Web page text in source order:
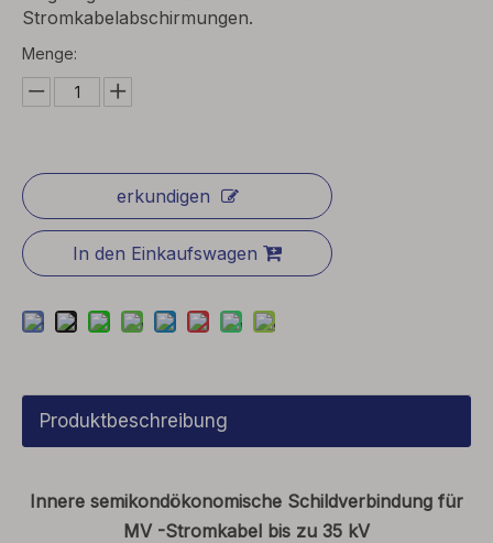
Stromkabelabschirmungen.
Menge:
erkundigen
In den Einkaufswagen
Produktbeschreibung
Innere semikondökonomische Schildverbindung für
MV -Stromkabel bis zu 35 kV